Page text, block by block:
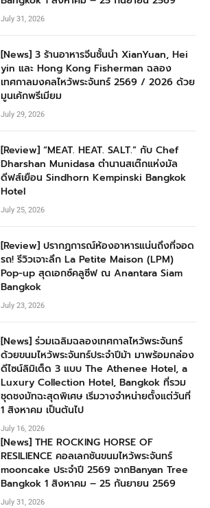
July 31, 2026
[News] 3 ร้านอาหารจีนชั้นนำ XianYuan, Hei
yin และ Hong Kong Fisherman ฉลอง
เทศกาลมงคลไหว้พระจันทร์ 2569 / 2026 ด้วย
มูนเค้กพรีเมียม
July 29, 2026
[Review] “MEAT. HEAT. SALT.” กับ Chef
Dharshan Munidasa ตำนานสเต๊กแห่งมัล
ดีฟส์เยือน Sindhorn Kempinski Bangkok
Hotel
July 25, 2026
[Review] ปรากฏการณ์ห้องอาหารแน่นถึงที่จอด
รถ! รีวิวเจาะลึก La Petite Maison (LPM)
Pop-up สุดเอกซ์คลูซีฟ ณ Anantara Siam
Bangkok
July 23, 2026
[News] ร่วมเฉลิมฉลองเทศกาลไหว้พระจันทร์
ด้วยขนมไหว้พระจันทร์ประจำปีม้า มาพร้อมกล่อง
ดีไซน์ลิมิเต็ด 3 แบบ The Athenee Hotel, a
Luxury Collection Hotel, Bangkok ที่รวม
ชุดชงมัทฉะสุดพิเศษ เริ่มวางจำหน่ายตั้งแต่วันที่
1 สิงหาคม เป็นต้นไป
July 16, 2026
[News] THE ROCKING HORSE OF
RESILIENCE คอลเลกชันขนมไหว้พระจันทร์
mooncake ประจำปี 2569 จากBanyan Tree
Bangkok 1 สิงหาคม – 25 กันยายน 2569
July 31, 2026